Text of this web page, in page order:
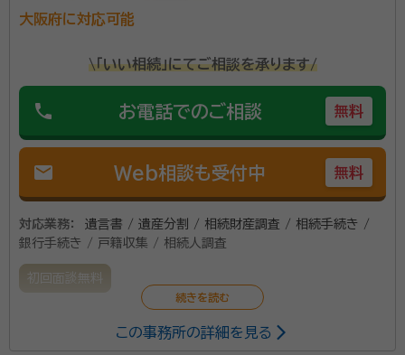
などのお悩みをお聞かせていただいております。 ご相
いていると、お仏壇やお墓の引き継ぎ方やお片付けに
ついてなどのお悩みもお聞かせいただくことがござい
ます。 当事務所の強みは、通常のご相続などのことだけ
でなく、見落としがちなお仏壇やお墓などのことや仏事
のことまでお悩みをお聞かせいただけることです。 是
非、お気軽にご相談いただけますと嬉しいです。
大阪府に対応可能
\「いい相続」にてご相談を承ります/
phone お電話でのご相談 無料
mail Web相談も受付中 無料
対応業務：
遺言書 / 遺産分割 / 相続財産調査 / 相続手続き /
銀行手続き / 戸籍収集 / 相続人調査
初回面談無料
この事務所の詳細を見る